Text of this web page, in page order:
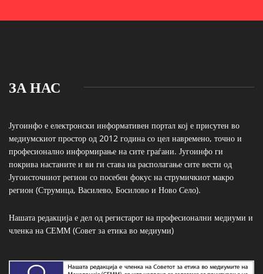
ЗА НАС
Југоинфо е електронски информативен портал кој е присутен во
медиумскиот простор од 2012 година со цел навремено, точно и
професионално информирање на сите граѓани. Југоинфо ги
покрива настаните и ви ги става на располагање сите вести од
Југоисточниот регион со посебен фокус на струмичкиот макро
регион (Струмица, Василево, Босилово и Ново Село).
Нашата редакција е дел од регистарот на професионални медиуми и
членка на СЕММ (Совет за етика во медиуми)